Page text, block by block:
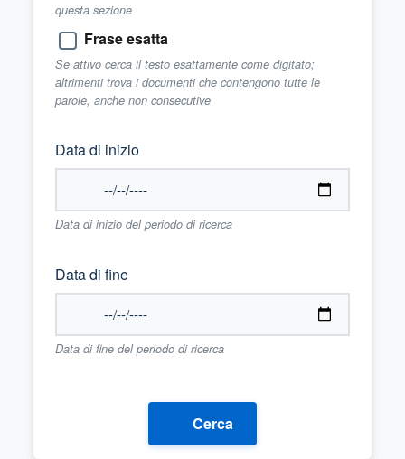
questa sezione
Frase esatta
Se attivo cerca il testo esattamente come digitato;
altrimenti trova i documenti che contengono tutte le
parole, anche non consecutive
Data di inizio
Data di inizio del periodo di ricerca
Data di fine
Data di fine del periodo di ricerca
Cerca